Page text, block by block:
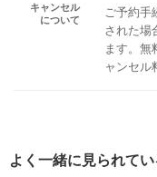
キャンセル
について
ご予約手
された場
ます。無
ャンセル
よく一緒に見られて